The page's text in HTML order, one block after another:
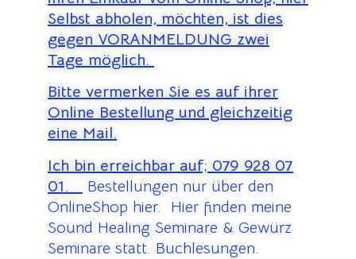
Selbst abholen, möchten, ist dies
gegen VORANMELDUNG zwei
Tage möglich.
Bitte vermerken Sie es auf ihrer
Online Bestellung und gleichzeitig
eine Mail.
Ich bin erreichbar auf; 079 928 07
01.
Bestellungen nur über den
OnlineShop hier. Hier finden meine
Sound Healing Seminare & Gewürz
Seminare statt. Buchlesungen.